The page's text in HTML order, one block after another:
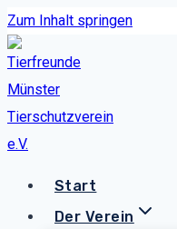
Zum Inhalt springen
Start
Der Verein